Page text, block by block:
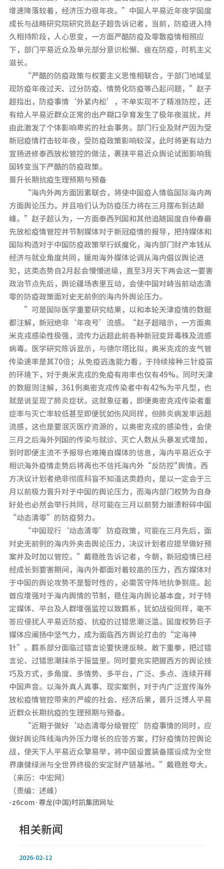
增速降落较着，经济压力很年夜。”中国人平易近年夜学国度
成长与战略研究院研究员赵子超告诉记者，当前，防疫进入持
久相持阶段，人心思变，一方面严酷防疫及零散疫情相照应
下，部门平易近众及单元部分意识松懈、疲在防疫，时机主义
滋长。
“严酷的防疫政策与权要主义思惟相联合，于部门地域呈
现防疫年夜过天、过分防疫、情势化防疫等凸起问题，”赵子
超指出，防疫事情‘外紧内松’，不单实现不了精准防控，还
有给人平易近群众正常的出产糊口孕育发生了极年夜滋扰，并
由此激发了个体影响卑劣的社会事务。部门行业及财产因为受
新冠疫情打击较年夜，受防疫政策影响较深，此时将更有动力
宣扬进修泰西放松管控的做法，裹挟平易近众舆论试图影响我
国转变当下严酷的防疫政策。
晋升长期抗疫生理预期与预备
“海内外两方面因素联合，将使中国疫人情临国际海内两
方面舆论压力。并且咱们认为防疫压力将在三月摆布到达颠
峰。”赵子超认为，一方面泰西列国和其他追随国度自仲春最
先放松疫情管控并节制媒体对于新冠疫情的报导，把持媒体和
国际构造对于中国防疫政策举行妖魔化，海内部门财产本钱从
经济与就业角度共同，援用海外媒体论调从海内倡议舆论进
犯，这类态势自2月起会慢慢进级，直至3月天下两会这一要害
政治节点先后，舆论疆场表里互动，会使中国对峙当前动态清
零的防疫政策面对史无前例的海内外舆论压力。
”可是国际医学重要研究结果，以和本轮天津疫情的数据
都注解，新冠绝非‘年夜号’流感。“赵子超暗示，一方面奥
米克戎感染性极强，流传力远超此前各种新冠变异毒株及流感
病毒。医学研究陈诉显示，与德尔塔比拟，奥米克戎的支气管
传染速率是其70倍；从免疫逃逸能力看，于持续接种三针疫苗
的环境下，对于奥米克戎的免疫有用率也仅有49%。同时天津
的数据则注解，361例奥密克戎传染者中有42%为平凡型，也
就是说呈现了肺炎症状。这就象征着，即便奥密克戎传染者重
症率与灭亡率较低甚至即便犹如伤风同样，但肺炎病发率远超
流感，这也是要泯灭医疗资源的，以奥密克戎的感染性，会使
三月之后海外列国的传染与就诊、灭亡人数从头暴发式增加，
到时即便主流不予报导也难掩自媒体的信息，海内平易近众于
相识海外疫情走势后将再也不信托海内外“反防控"舆情。西
方决议计划者绝非彻底科盲不知道这类趋向，是以一定会于三
月以前极力晋升对于中国的舆论压力，而海内部门权势为自身
好处也必然会举行共同，尽可能在三月以前努力崩溃粉碎中国
“动态清零”的防疫努力。
“中国现行‘动态清零’防疫政策，可能在三月先后，面
对史无前例的海内外夹击舆论压力，决议计划者应提早做好预
案并及时加以管控。”戴稳胜告诉记者，今朝，新冠疫情已经
经成长到要害期间，海内外都面对着较高的压力，西方媒体对
于中国的舆论攻势不是暂时性的，必需苦守阵地抗争到底。起
首应增强对于海内舆情的节制，稳住海内舆论基本盘，对于特
定媒体、平台及人群增强监控以致羁系，犹如战役同样，毫不
答应侵扰人平易近防疫、抗疫的过错思潮泛滥。国度权势巨子
媒体应阐扬中坚气力，成为面临西方舆论打击的“定海神
针”。羁系部分面临过错言论要快速反映、敢下重拳，把过错
言论、过错思潮抹杀于摇篮里。同时要充实把握西方的舆论技
巧及方式，多角度、多情势、多平台，广泛、多点、连续开释
中国声音。以海外真人真事、现实案例，对于内广泛宣传海外
放松疫情管控带来的严峻的社会、经济后果，晋升泛博人平易
近群众长期抗疫的生理预期与预备。
“近期于做好‘动态清零分级管控’防疫事情的同时，应
做好舆论阵线海内外压力增长的应答方案，打好疫情防控舆论
战，使天下人平易近众擎易举，将中国设置装备摆设成为全世
界康健绿洲与全世界终极的安定财产链基地。”戴稳胜夸大。
（来历：中宏网）
（责编：述峰）
-z6com·尊龙(中国)时凯集团网址
相关新闻
2026-02-12